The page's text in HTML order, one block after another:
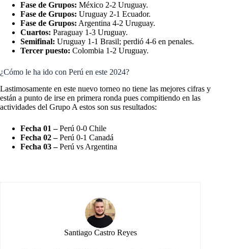
Fase de Grupos: México 2-2 Uruguay.
Fase de Grupos: Uruguay 2-1 Ecuador.
Fase de Grupos: Argentina 4-2 Uruguay.
Cuartos: Paraguay 1-3 Uruguay.
Semifinal: Uruguay 1-1 Brasil; perdió 4-6 en penales.
Tercer puesto: Colombia 1-2 Uruguay.
¿Cómo le ha ido con Perú en este 2024?
Lastimosamente en este nuevo torneo no tiene las mejores cifras y
están a punto de irse en primera ronda pues compitiendo en las
actividades del Grupo A estos son sus resultados:
Fecha 01 –Perú 0-0 Chile
Fecha 02 –Perú 0-1 Canadá
Fecha 03 –Perú vs Argentina
Santiago Castro Reyes